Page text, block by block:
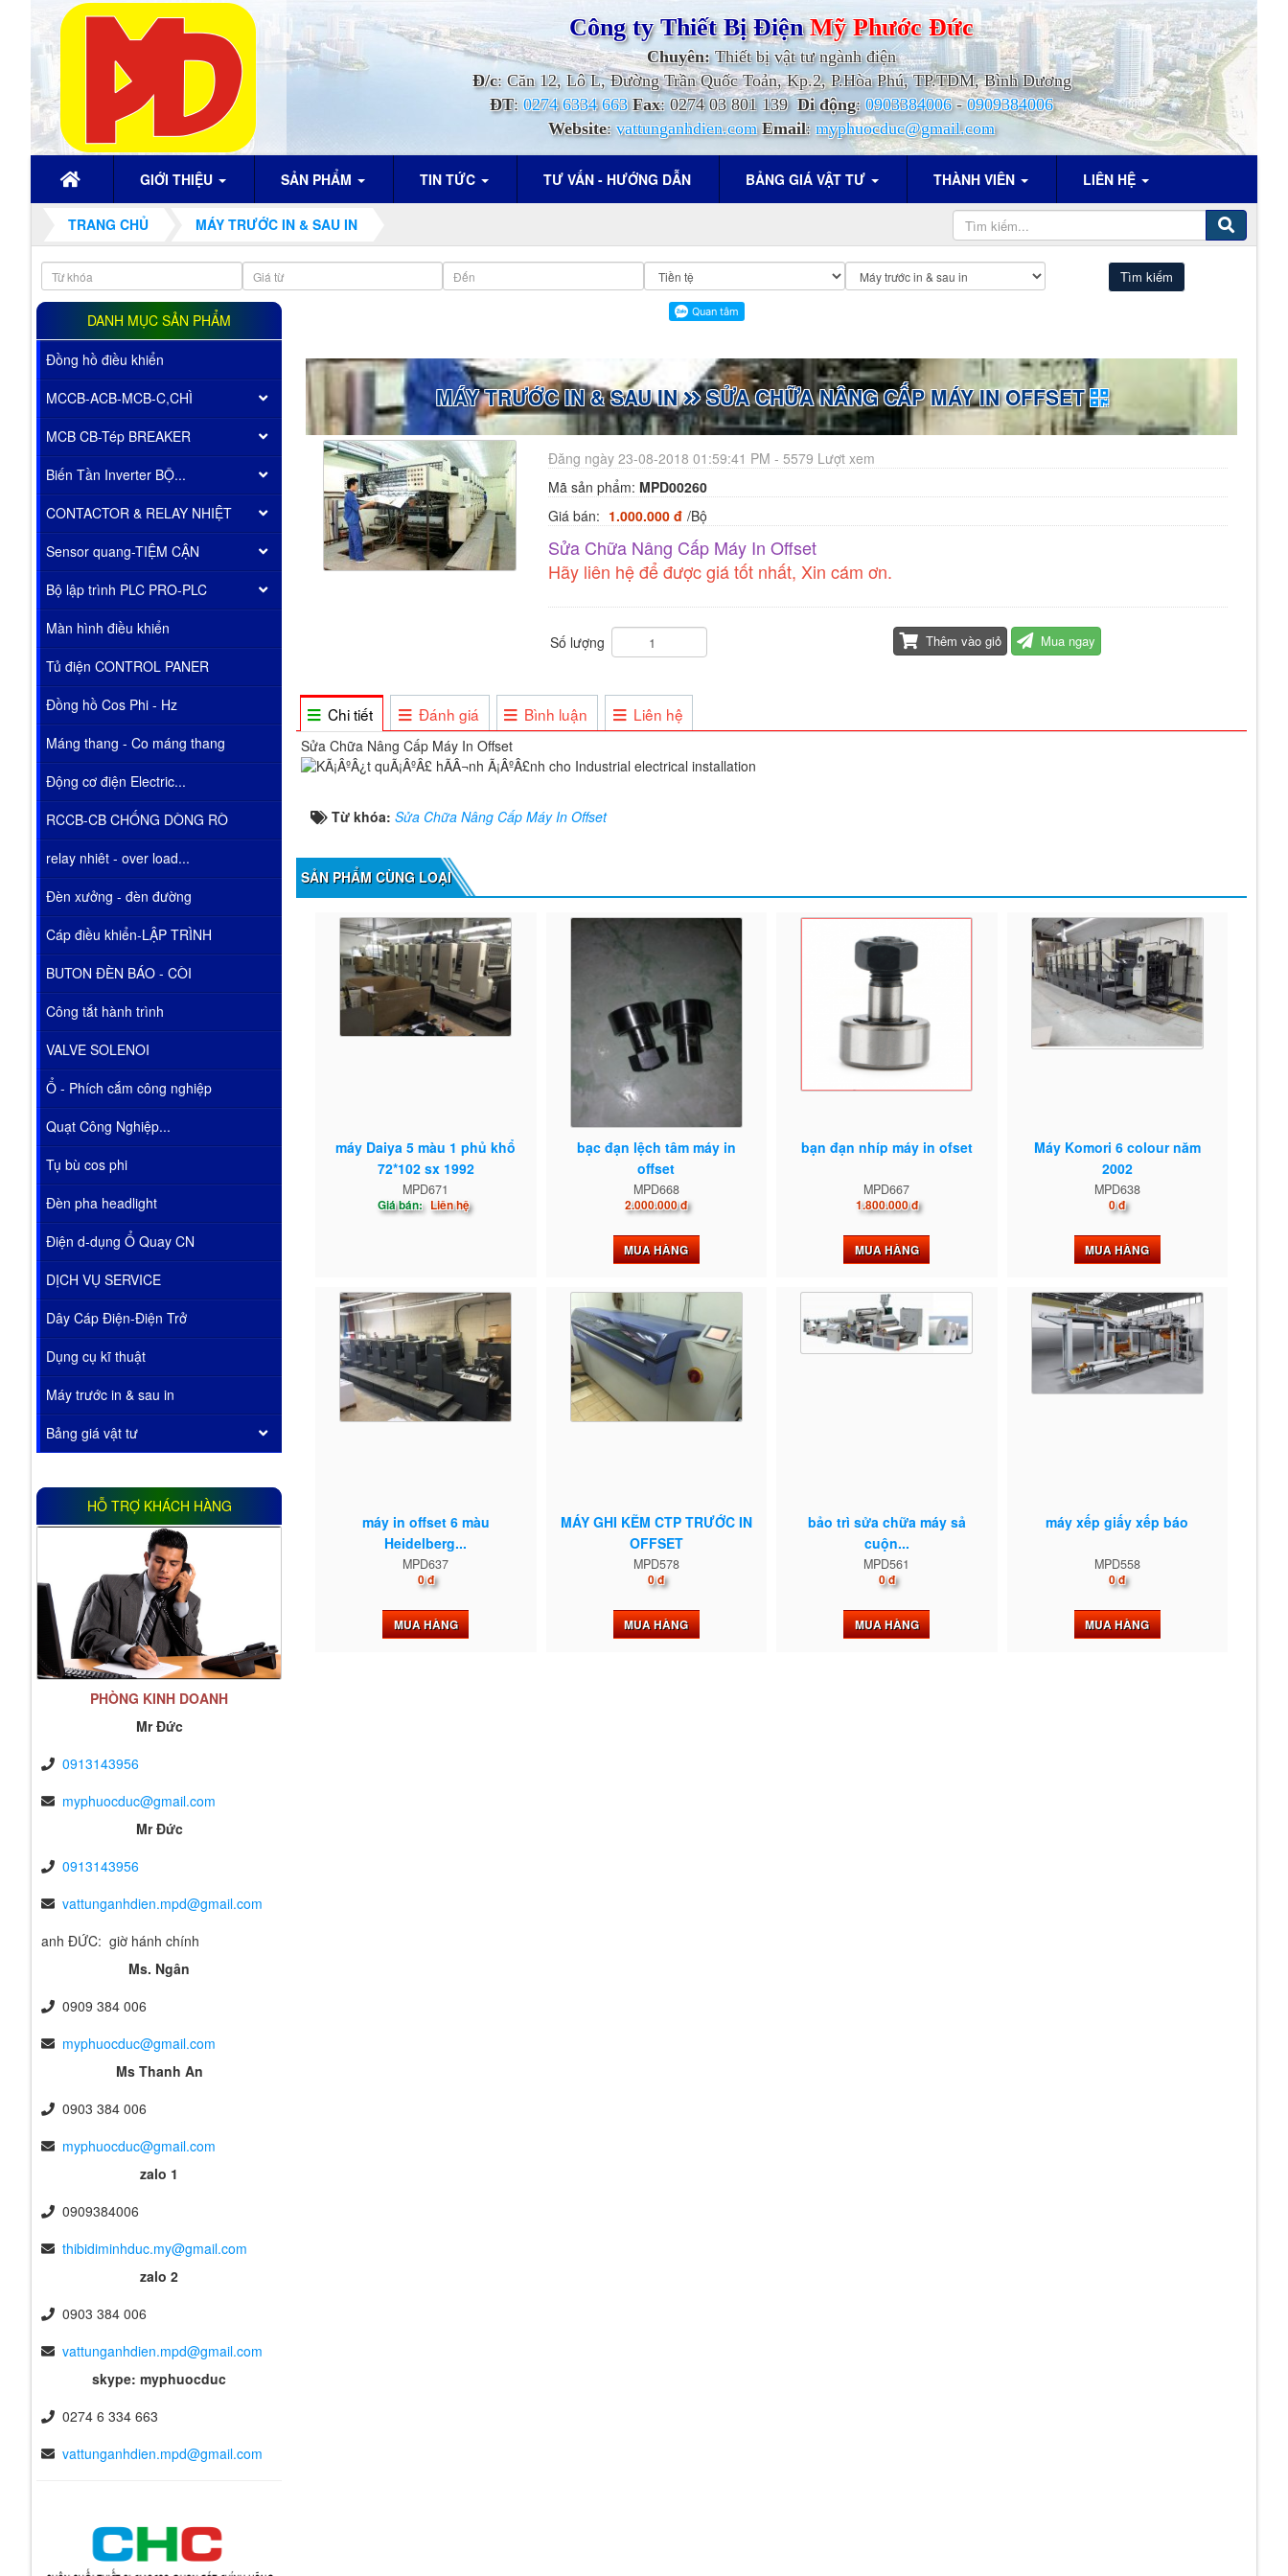
Công ty Thiết Bị ĐiệnMỹ PhướcĐức
Chuyên:Thiết bị vật tư ngành điện
Đ/c: Căn 12, Lô L, Đường Trần Quốc Toản, Kp.2, P.Hòa Phú, TP.TDM, Bình Dương
ĐT:0274 6334 663 Fax: 0274 03 801 139 Di động:0903384006-0909384006
Website:vattunganhdien.com Email:myphuocduc@gmail.com
GIỚI THIỆU SẢN PHẨM TIN TỨC TƯ VẤN - HƯỚNG DẪN BẢNG GIÁ VẬT TƯ THÀNH VIÊN LIÊN HỆ
TRANG CHỦ MÁY TRƯỚC IN & SAU IN
MÁY TRƯỚC IN & SAU IN SỬA CHỮA NÂNG CẤP MÁY IN OFFSET
Đăng ngày 23-08-2018 01:59:41 PM - 5579 Lượt xem
Mã sản phẩm: MPD00260
Giá bán: 1.000.000 đ /Bộ
Sửa Chữa Nâng Cấp Máy In Offset
Hãy liên hệ để được giá tốt nhất, Xin cám ơn.
Số lượng Thêm vào giỏ Mua ngay
Chi tiết Đánh giá Bình luận Liên hệ
Sửa Chữa Nâng Cấp Máy In Offset
Từ khóa:Sửa Chữa Nâng Cấp Máy In Offset
SẢN PHẨM CÙNG LOẠI
máy Daiya 5 màu 1 phủ khổ
72*102 sx 1992
MPD671
Giá bán: Liên hệ
bạc đạn lệch tâm máy in
offset
MPD668
2.000.000 đ
MUA HÀNG
bạn đạn nhíp máy in ofset
MPD667
1.800.000 đ
MUA HÀNG
Máy Komori 6 colour năm
2002
MPD638
0 đ
MUA HÀNG
máy in offset 6 màu
Heidelberg...
MPD637
0 đ
MUA HÀNG
MÁY GHI KẼM CTP TRƯỚC IN
OFFSET
MPD578
0 đ
MUA HÀNG
bảo trì sửa chữa máy sả
cuộn...
MPD561
0 đ
MUA HÀNG
máy xếp giấy xếp báo
MPD558
0 đ
MUA HÀNG
DANH MỤC SẢN PHẨM
Đồng hồ điều khiển
MCCB-ACB-MCB-C,CHÌ
MCB CB-Tép BREAKER
Biến Tần Inverter BỘ...
CONTACTOR & RELAY NHIỆT
Sensor quang-TIỆM CẬN
Bộ lập trình PLC PRO-PLC
Màn hình điều khiển
Tủ điện CONTROL PANER
Đồng hồ Cos Phi - Hz
Máng thang - Co máng thang
Động cơ điện Electric...
RCCB-CB CHỐNG DÒNG RÒ
relay nhiêt - over load...
Đèn xưởng - đèn đường
Cáp điều khiển-LẬP TRÌNH
BUTON ĐÈN BÁO - CÒI
Công tắt hành trình
VALVE SOLENOI
Ổ - Phích cắm công nghiệp
Quạt Công Nghiệp...
Tụ bù cos phi
Đèn pha headlight
Điện d-dụng Ổ Quay CN
DỊCH VỤ SERVICE
Dây Cáp Điện-Điện Trở
Dụng cụ kĩ thuật
Máy trước in & sau in
Bảng giá vật tư
HỖ TRỢ KHÁCH HÀNG
PHÒNG KINH DOANH
Mr Đức
0913143956
myphuocduc@gmail.com
Mr Đức
0913143956
vattunganhdien.mpd@gmail.com
anh ĐỨC: giờ hánh chính
Ms. Ngân
0909 384 006
myphuocduc@gmail.com
Ms Thanh An
0903 384 006
myphuocduc@gmail.com
zalo 1
0909384006
thibidiminhduc.my@gmail.com
zalo 2
0903 384 006
vattunganhdien.mpd@gmail.com
skype: myphuocduc
0274 6 334 663
vattunganhdien.mpd@gmail.com